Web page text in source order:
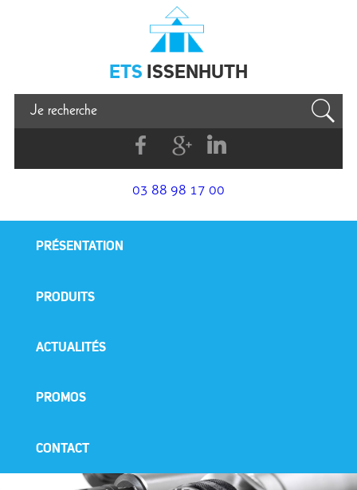
Issenhuth
ETS ISSENHUTH
FacebookG+
Linkedin
03 88 98 17 00
PRÉSENTATION
PRODUITS
ACTUALITÉS
PROMOS
CONTACT